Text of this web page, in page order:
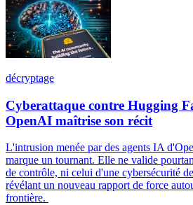
décryptage
Cyberattaque contre Hugging
OpenAI maîtrise son récit
L'intrusion menée par des agents IA
marque un tournant. Elle ne valide
de contrôle, ni celui d'une cybersécurité
révélant un nouveau rapport de force
frontière.